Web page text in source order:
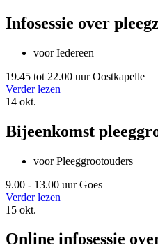
Infosessie over
voor Iedereen
19.45 tot 22.00 uurOostkapelle
Verder lezen
14 okt.
Bijeenkomst
voor Pleeggrootouders
9.00 - 13.00 uurGoes
Verder lezen
15 okt.
Online infosessie